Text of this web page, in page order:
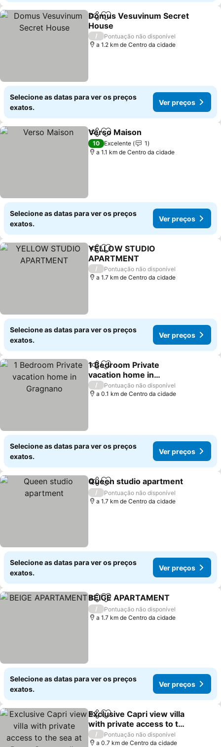
PartilharAdicionar aos favoritos
Domus Vesuvinum Secret
House
Ver preços
/
Pontuação não disponível
a 1.2 km de Centro da cidade
Selecione as datas para ver os preços
exatos.
Ver preços
PartilharAdicionar aos favoritos
Verso Maison
10 Excelente
1
a 1.1 km de Centro da cidade
Selecione as datas para ver os preços
exatos.
Ver preços
PartilharAdicionar aos favoritos
YELLOW STUDIO
APARTMENT
Ver preços
/
Pontuação não disponível
a 1.7 km de Centro da cidade
Selecione as datas para ver os preços
exatos.
Ver preços
PartilharAdicionar aos favoritos
1 Bedroom Private
vacation home in
Gragnano
Ver preços
/
Pontuação não disponível
a 0.1 km de Centro da cidade
Selecione as datas para ver os preços
exatos.
Ver preços
PartilharAdicionar aos favoritos
Queen studio apartment
/
Pontuação não disponível
a 1.7 km de Centro da cidade
Selecione as datas para ver os preços
exatos.
Ver preços
PartilharAdicionar aos favoritos
BEIGE APARTAMENT
/
Pontuação não disponível
a 1.7 km de Centro da cidade
Selecione as datas para ver os preços
exatos.
Ver preços
PartilharAdicionar aos favoritos
Exclusive Capri view villa
with private access to the
sea at Punta Campanella
Ver preços
/
Pontuação não disponível
a 0.7 km de Centro da cidade